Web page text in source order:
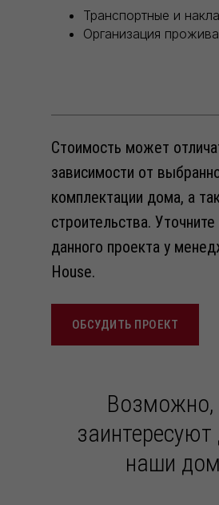
Транспортные и
Организация
Стоимость может
зависимости от
комплектации дома, а
строительства.
данного проекта у
House.
ОБСУДИТЬ ПРОЕКТ
Возможно,
заинтересуют
наши